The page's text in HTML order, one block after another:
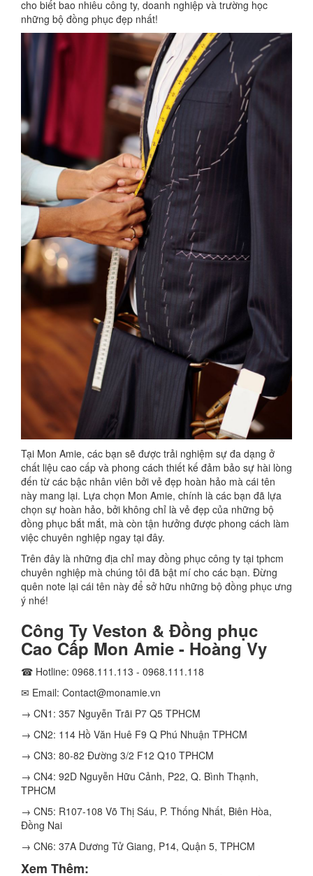
cho biết bao nhiêu công ty, doanh nghiệp và trường học
những bộ đồng phục đẹp nhất!
Tại Mon Amie, các bạn sẽ được trải nghiệm sự đa dạng ở
chất liệu cao cấp và phong cách thiết kế đảm bảo sự hài lòng
đến từ các bậc nhân viên bởi vẻ đẹp hoàn hảo mà cái tên
này mang lại. Lựa chọn Mon Amie, chính là các bạn đã lựa
chọn sự hoàn hảo, bởi không chỉ là vẻ đẹp của những bộ
đồng phục bắt mắt, mà còn tận hưởng được phong cách làm
việc chuyên nghiệp ngay tại đây.
Trên đây là những địa chỉ may đồng phục công ty tại tphcm
chuyên nghiệp mà chúng tôi đã bật mí cho các bạn. Đừng
quên note lại cái tên này để sở hữu những bộ đồng phục ưng
ý nhé!
Công Ty Veston & Đồng phục
Cao Cấp Mon Amie - Hoàng Vy
☎ Hotline: 0968.111.113 - 0968.111.118
✉ Email: Contact@monamie.vn
→ CN1: 357 Nguyễn Trãi P7 Q5 TPHCM
→ CN2: 114 Hồ Văn Huê F9 Q Phú Nhuận TPHCM
→ CN3: 80-82 Đường 3/2 F12 Q10 TPHCM
→ CN4: 92D Nguyễn Hữu Cảnh, P22, Q. Bình Thạnh,
TPHCM
→ CN5: R107-108 Võ Thị Sáu, P. Thống Nhất, Biên Hòa,
Đồng Nai
→ CN6: 37A Dương Tử Giang, P14, Quận 5, TPHCM
Xem Thêm: